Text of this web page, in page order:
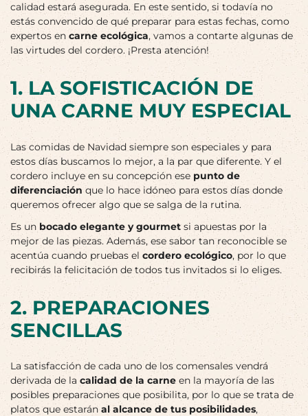
calidad estará asegurada. En este sentido, si todavía no
estás convencido de qué preparar para estas fechas, como
expertos en carne ecológica, vamos a contarte algunas de
las virtudes del cordero. ¡Presta atención!
1. LA SOFISTICACIÓN DE
UNA CARNE MUY ESPECIAL
Las comidas de Navidad siempre son especiales y para
estos días buscamos lo mejor, a la par que diferente. Y el
cordero incluye en su concepción ese punto de
diferenciación que lo hace idóneo para estos días donde
queremos ofrecer algo que se salga de la rutina.
Es un bocado elegante y gourmetsi apuestas por la
mejor de las piezas. Además, ese sabor tan reconocible se
acentúa cuando pruebas el cordero ecológico, por lo que
recibirás la felicitación de todos tus invitados si lo eliges.
2. PREPARACIONES
SENCILLAS
La satisfacción de cada uno de los comensales vendrá
derivada de la calidad de la carne en la mayoría de las
posibles preparaciones que posibilita, por lo que se trata de
platos que estarán al alcance de tus posibilidades,